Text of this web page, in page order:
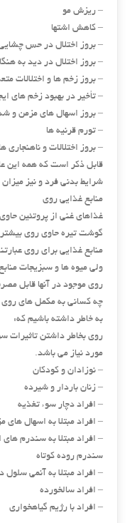
– ریزش مو
– کاهش اشتها
– بروز اختلال در حس چشایی
– بروز اختلال در دید به
– بروز زخم ها و اختلالات
– تأخیر در بهبود زخم های
– بروز اسهال های مزمن و
– تورم قرنیه ها
– بروز اختلالات و ناهنجاری
قابل ذکر است که همه این
شرایط بدنی فرد و نیز
منابع غذایی روی
غذاهای غنی از پروتئین
گوشت تیره حاوی روی
منابع غذایی برای روی
ولی میوه ها و سبزیجات
روی موجود در آنها قابل
چه کسانی به مکمل های روی
به خاطر داشته باشیم که:
روی بخاطر داشتن تاثیرات
مورد نیاز می باشد.
– نوزادان و کودکان
– زنان باردار و شیرده
– افراد دچار سوء تغذیه
– افراد مبتلا به اسهال های
– افراد مبتلا به سندرم
سندرم روده کوتاه
– افراد مبتلا به آنمی
– افراد سالخورده
– افراد با رژیم گیاهخواری